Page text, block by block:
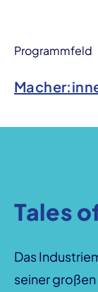
Programmfeld
Tales
Das
seiner großen